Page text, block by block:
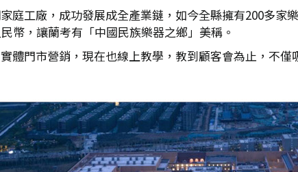
庭工廠，成功發展成全產業鏈，如今全縣擁有200多
幣，讓蘭考有「中國民族樂器之鄉」美稱。
體門市營銷，現在也線上教學，教到顧客會為止，不